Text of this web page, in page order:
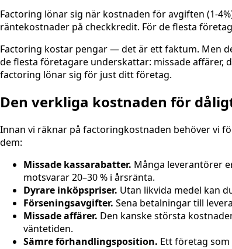
Factoring lönar sig när kostnaden för avgiften (1-
räntekostnader på checkkredit. För de flesta
Factoring kostar pengar — det är ett faktum. Men
de flesta företagare underskattar: missade affärer,
factoring lönar sig för just ditt företag.
Den verkliga kostnaden för
Innan vi räknar på factoringkostnaden behöver vi
dem:
Missade kassarabatter. Många leverantörer
motsvarar 20–30 % i årsränta.
Dyrare inköpspriser. Utan likvida medel kan
Förseningsavgifter. Sena betalningar till
Missade affärer. Den kanske största
väntetiden.
Sämre förhandlingsposition. Ett företag